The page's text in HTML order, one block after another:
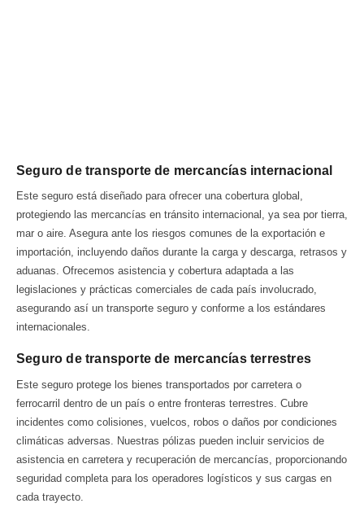
Seguro de transporte de mercancías internacional
Este seguro está diseñado para ofrecer una cobertura global,
protegiendo las mercancías en tránsito internacional, ya sea por tierra,
mar o aire. Asegura ante los riesgos comunes de la exportación e
importación, incluyendo daños durante la carga y descarga, retrasos y
aduanas. Ofrecemos asistencia y cobertura adaptada a las
legislaciones y prácticas comerciales de cada país involucrado,
asegurando así un transporte seguro y conforme a los estándares
internacionales.
Seguro de transporte de mercancías terrestres
Este seguro protege los bienes transportados por carretera o
ferrocarril dentro de un país o entre fronteras terrestres. Cubre
incidentes como colisiones, vuelcos, robos o daños por condiciones
climáticas adversas. Nuestras pólizas pueden incluir servicios de
asistencia en carretera y recuperación de mercancías, proporcionando
seguridad completa para los operadores logísticos y sus cargas en
cada trayecto.